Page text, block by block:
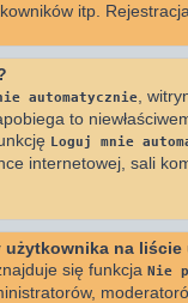
itp.
automatycznie ,
to
Loguj mnie
internetowej, sali
na
się funkcja Nie